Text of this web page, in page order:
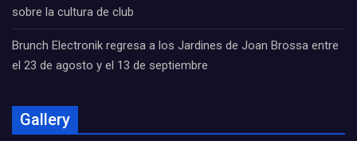
sobre la cultura de club
Brunch Electronik regresa a los Jardines de Joan Brossa entre
el 23 de agosto y el 13 de septiembre
Gallery